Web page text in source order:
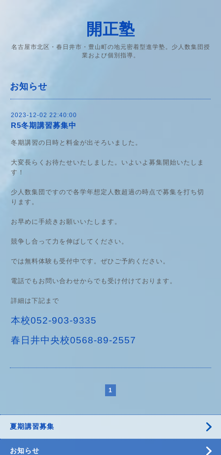
開正塾
名古屋市北区・春日井市・豊山町の地元密着型進学塾。少人数集団授
業および個別指導。
お知らせ
2023-12-02 22:40:00
R5冬期講習募集中
冬期講習の日時と料金が出そろいました。
大変長らくお待たせいたしました。いよいよ募集開始いたしま
す！
少人数集団ですので各学年想定人数超過の時点で募集を打ち切
ります。
お早めに手続きお願いいたします。
競争し合って力を伸ばしてください。
では無料体験も受付中です。ぜひご予約ください。
電話でもお問い合わせからでも受け付けております。
詳細は下記まで
本校052-903-9335
春日井中央校0568-89-2557
1
夏期講習募集
お知らせ